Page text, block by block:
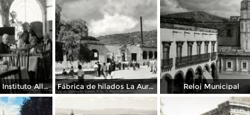
Comedor del Instituto Allende Fábrica de hilados La Aurora Reloj Municipal